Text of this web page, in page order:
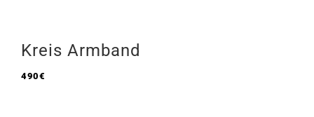
Kreis Armband
490€